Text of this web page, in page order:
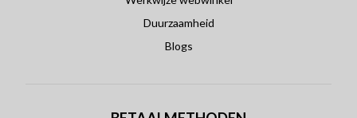
Duurzaamheid
Blogs